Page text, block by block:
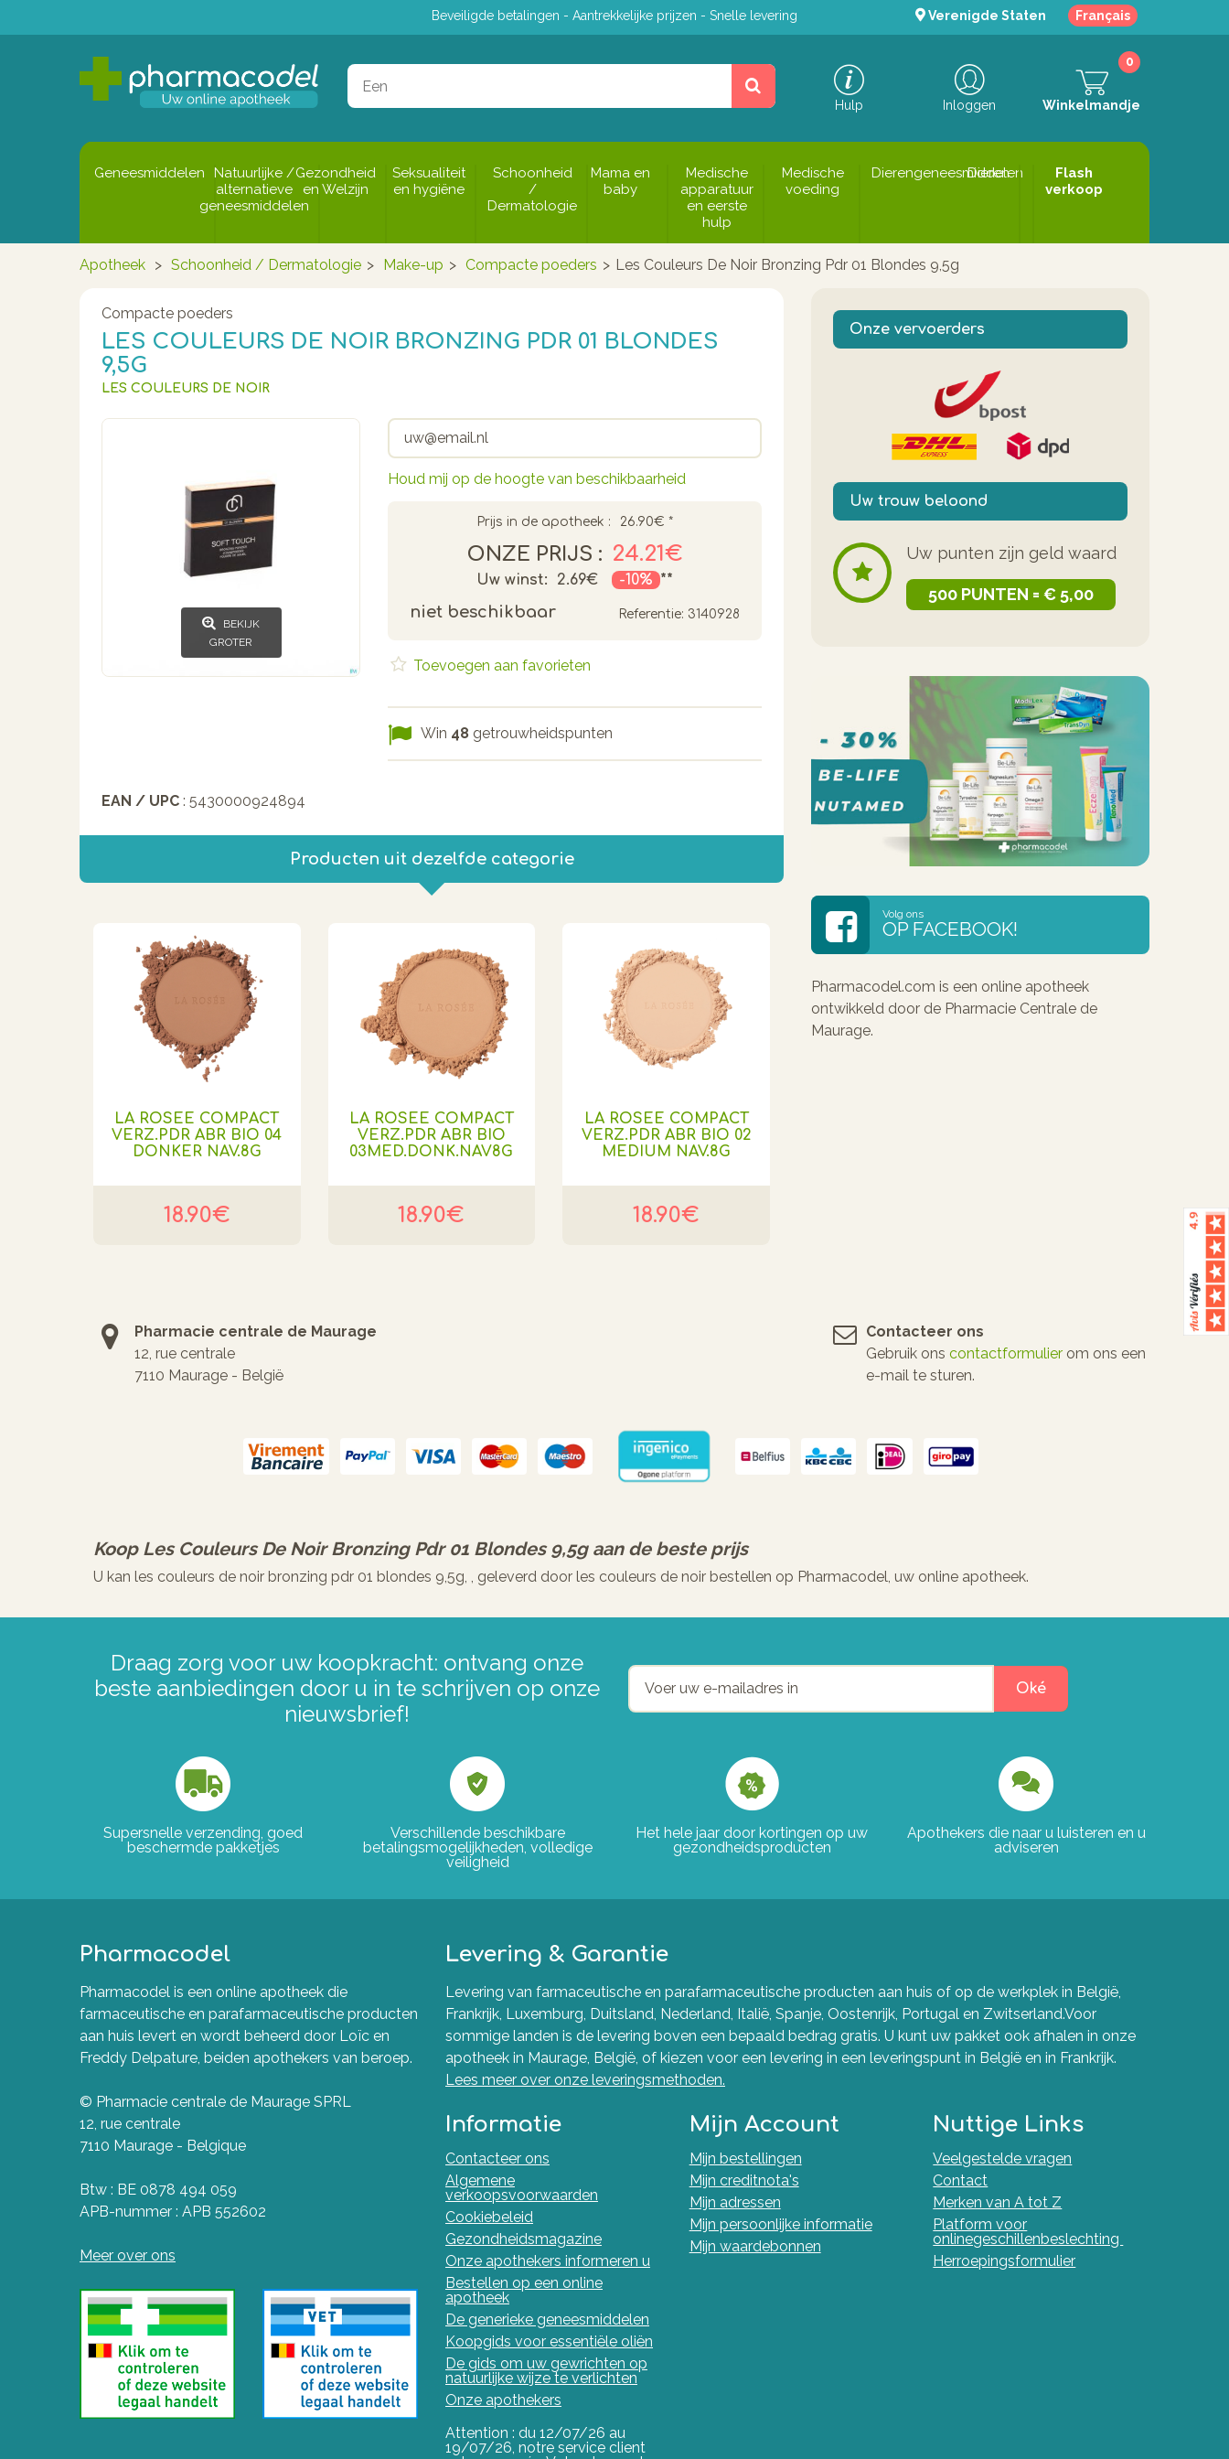
Beveiligde betalingen - Aantrekkelijke prijzen - Snelle levering Verenigde Staten Français
Hulp Inloggen Winkelmandje
0
Geneesmiddelen
Natuurlijke /
alternatieve
geneesmiddelen
Gezondheid
en Welzijn
Seksualiteit
en hygiëne
Schoonheid
/
Dermatologie
Mama en
baby
Medische
apparatuur
en eerste
hulp
Medische
voeding
Dierengeneesmiddelen
Dieren
Flash
verkoop
Apotheek > Schoonheid / Dermatologie > Make-up > Compacte poeders > Les Couleurs De Noir Bronzing Pdr 01 Blondes 9,5g
Compacte poeders
LES COULEURS DE NOIR BRONZING PDR 01 BLONDES
9,5G
LES COULEURS DE NOIR
BEKIJK
GROTER
Prijs in de apotheek : 26.90€ *
ONZE PRIJS : 24.21€
Uw winst: 2.69€ -10% **
niet beschikbaar Referentie: 3140928
Houd mij op de hoogte van beschikbaarheid
Toevoegen aan favorieten
Win 48 getrouwheidspunten
EAN / UPC : 5430000924894
Producten uit dezelfde categorie
LA ROSEE COMPACT
VERZ.PDR ABR BIO 04
DONKER NAV.8G
18.90€
LA ROSEE COMPACT
VERZ.PDR ABR BIO
03MED.DONK.NAV8G
18.90€
LA ROSEE COMPACT
VERZ.PDR ABR BIO 02
MEDIUM NAV.8G
18.90€
Onze vervoerders
Uw trouw beloond
Uw punten zijn geld waard
500 PUNTEN = € 5,00
Volg ons
OP FACEBOOK!
Pharmacodel.com is een online apotheek
ontwikkeld door de Pharmacie Centrale de
Maurage.
Pharmacie centrale de Maurage
12, rue centrale
7110 Maurage - België
Contacteer ons
Gebruik ons contactformulier om ons een
e-mail te sturen.
Koop Les Couleurs De Noir Bronzing Pdr 01 Blondes 9,5gaan de beste prijs
U kan les couleurs de noir bronzing pdr 01 blondes 9,5g, , geleverd door les couleurs de noir bestellen op Pharmacodel, uw online apotheek.
Draag zorg voor uw koopkracht: ontvang onze
beste aanbiedingen door u in te schrijven op onze
nieuwsbrief!
Oké
Supersnelle verzending, goed
beschermde pakketjes
Verschillende beschikbare
betalingsmogelijkheden, volledige
veiligheid
Het hele jaar door kortingen op uw
gezondheidsproducten
Apothekers die naar u luisteren en u
adviseren
Pharmacodel
Pharmacodel is een online apotheek die
farmaceutische en parafarmaceutische producten
aan huis levert en wordt beheerd door Loïc en
Freddy Delpature, beiden apothekers van beroep.
© Pharmacie centrale de Maurage SPRL
12, rue centrale
7110 Maurage - Belgique
Btw : BE 0878 494 059
APB-nummer : APB 552602
Meer over ons
Levering & Garantie
Levering van farmaceutische en parafarmaceutische producten aan huis of op de werkplek in België,
Frankrijk, Luxemburg, Duitsland, Nederland, Italië, Spanje, Oostenrijk, Portugal en Zwitserland.Voor
sommige landen is de levering boven een bepaald bedrag gratis. U kunt uw pakket ook afhalen in onze
apotheek in Maurage, België, of kiezen voor een levering in een leveringspunt in België en in Frankrijk.
Lees meer over onze leveringsmethoden.
Informatie
Contacteer ons
Algemene
verkoopsvoorwaarden
Cookiebeleid
Gezondheidsmagazine
Onze apothekers informeren u
Bestellen op een online
apotheek
De generieke geneesmiddelen
Koopgids voor essentiële oliën
De gids om uw gewrichten op
natuurlijke wijze te verlichten
Onze apothekers
Attention : du 12/07/26 au
19/07/26, notre service client
Mijn Account
Mijn bestellingen
Mijn creditnota's
Mijn adressen
Mijn persoonlijke informatie
Mijn waardebonnen
Nuttige Links
Veelgestelde vragen
Contact
Merken van A tot Z
Platform voor
onlinegeschillenbeslechting
Herroepingsformulier